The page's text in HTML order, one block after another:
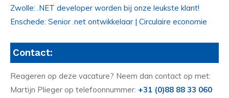
Zwolle: .NET developer worden bij onze leukste klant!
Enschede: Senior .net ontwikkelaar | Circulaire economie
Contact:
Reageren op deze vacature? Neem dan contact op met:
Martijn Plieger op telefoonnummer: +31 (0)88 88 33 060